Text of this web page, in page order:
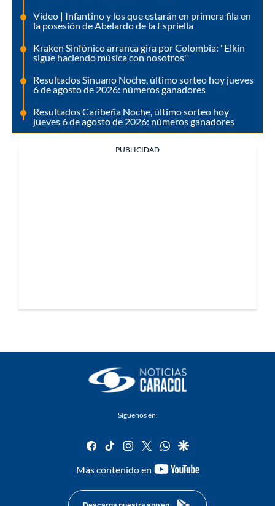
Video | Infantino y los que estarán en primera fila en
la posesión de Abelardo de la Espriella
Kraken Sinfónico arranca gira por Colombia: "Elkin
sigue haciendo música con nosotros"
Resultados Sinuano Noche, último sorteo hoy jueves
6 de agosto de 2026: números ganadores
Resultados Caribeña Noche, último sorteo hoy
jueves 6 de agosto de 2026: números ganadores
PUBLICIDAD
Síguenos en:
facebook
tiktok instagram
twitterwhatsapp
google
Más contenido en
youtube-